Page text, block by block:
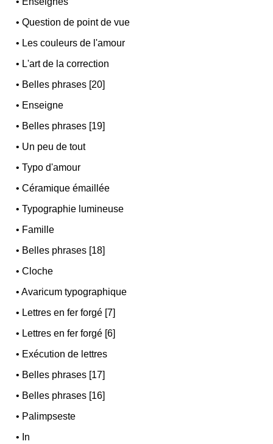
•Question de point de vue
• Les couleurs de l'amour
• L'art de la correction
• Belles phrases [20]
• Enseigne
• Belles phrases [19]
• Un peu de tout
•Typo d'amour
•Céramique émaillée
•Typographie lumineuse
• Famille
• Belles phrases [18]
•Cloche
•Avaricum typographique
• Lettres en fer forgé [7]
• Lettres en fer forgé [6]
• Exécution de lettres
• Belles phrases [17]
• Belles phrases [16]
• Palimpseste
• In